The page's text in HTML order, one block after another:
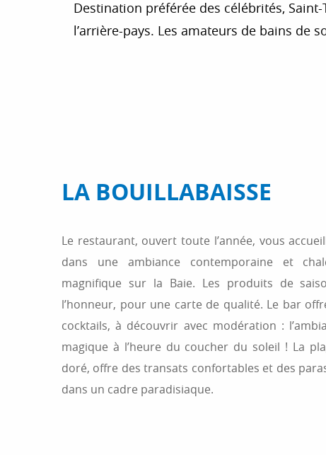
Destination préférée des célébrités,
l’arrière-pays. Les amateurs de bains de
LA BOUILLABAISSE
Le restaurant, ouvert toute l’année, vous
dans une ambiance contemporaine et
magnifique sur la Baie. Les produits de
l’honneur, pour une carte de qualité. Le bar
cocktails, à découvrir avec modération :
magique à l’heure du coucher du soleil ! La
doré, offre des transats confortables et des
dans un cadre paradisiaque.